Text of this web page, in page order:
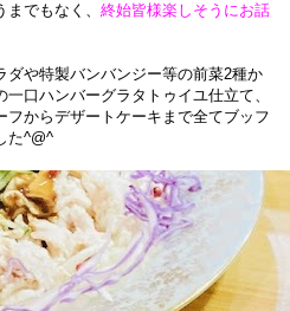
でもなく、 終始皆様楽しそうにお話
ダや特製バンバンジー等の前菜2種か
口ハンバーグラタトゥイユ仕立て、
フからデザートケーキまで全てブッフ
た^@^